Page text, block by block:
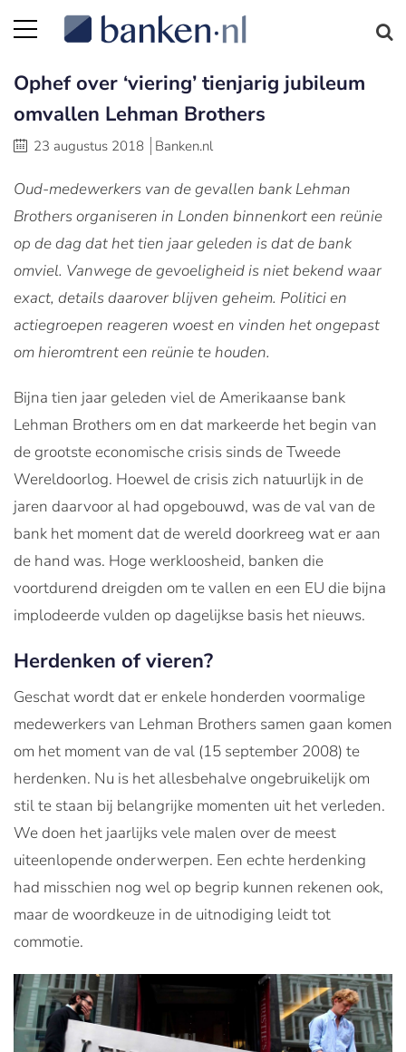
Ophef over ‘viering’ tienjarig jubileum
omvallen Lehman Brothers
23 augustus 2018 Banken.nl
Oud-medewerkers van de gevallen bank Lehman
Brothers organiseren in Londen binnenkort een reünie
op de dag dat het tien jaar geleden is dat de bank
omviel. Vanwege de gevoeligheid is niet bekend waar
exact, details daarover blijven geheim. Politici en
actiegroepen reageren woest en vinden het ongepast
om hieromtrent een reünie te houden.
Bijna tien jaar geleden viel de Amerikaanse bank
Lehman Brothers om en dat markeerde het begin van
de grootste economische crisis sinds de Tweede
Wereldoorlog. Hoewel de crisis zich natuurlijk in de
jaren daarvoor al had opgebouwd, was de val van de
bank het moment dat de wereld doorkreeg wat er aan
de hand was. Hoge werkloosheid, banken die
voortdurend dreigden om te vallen en een EU die bijna
implodeerde vulden op dagelijkse basis het nieuws.
Herdenken of vieren?
Geschat wordt dat er enkele honderden voormalige
medewerkers van Lehman Brothers samen gaan komen
om het moment van de val (15 september 2008) te
herdenken. Nu is het allesbehalve ongebruikelijk om
stil te staan bij belangrijke momenten uit het verleden.
We doen het jaarlijks vele malen over de meest
uiteenlopende onderwerpen. Een echte herdenking
had misschien nog wel op begrip kunnen rekenen ook,
maar de woordkeuze in de uitnodiging leidt tot
commotie.